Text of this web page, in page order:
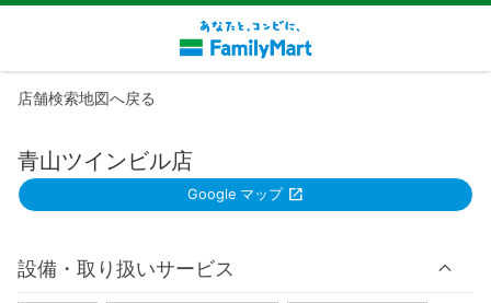
店舗検索地図へ戻る
青山ツインビル店
Google マップ
設備・取り扱いサービス